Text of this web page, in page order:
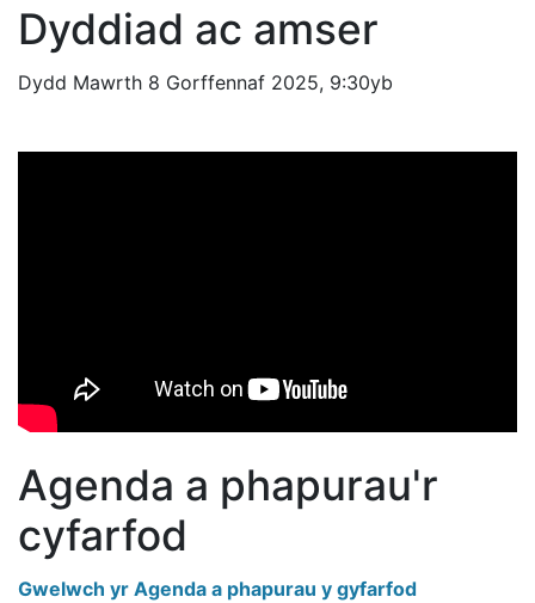
Dyddiad ac amser
Dydd Mawrth 8 Gorffennaf 2025, 9:30yb
Agenda a phapurau'r
cyfarfod
Gwelwch yr Agenda a phapurau y gyfarfod